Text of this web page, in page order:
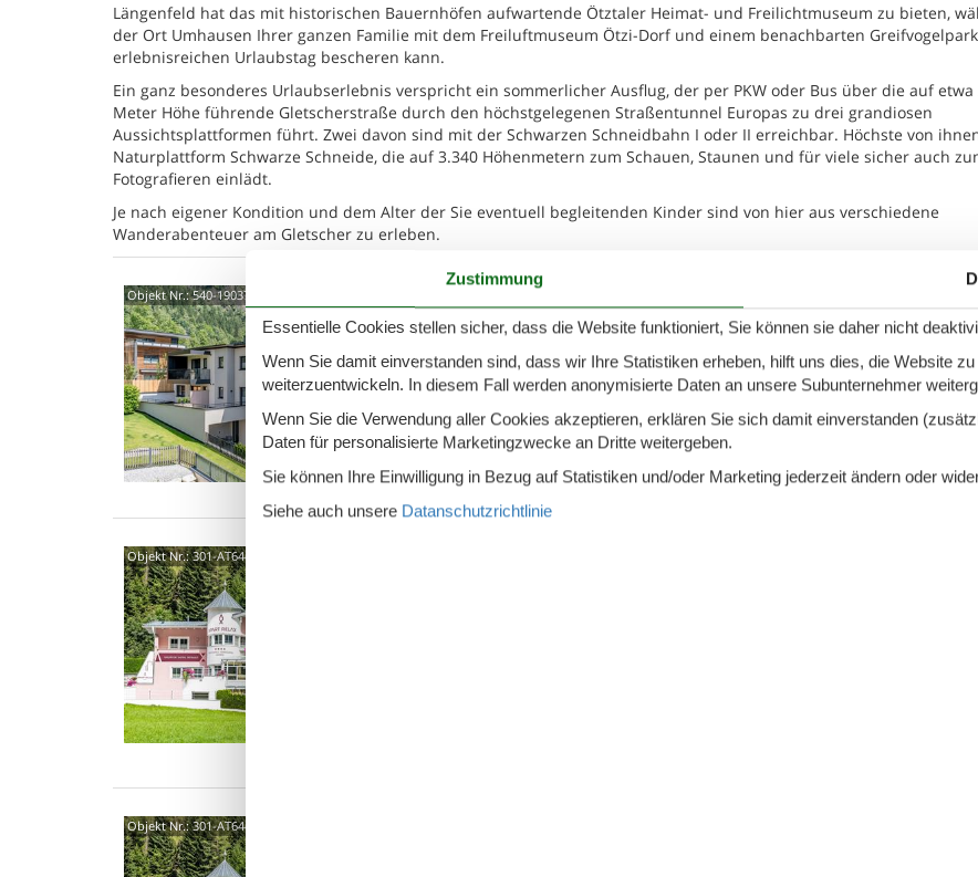
Längenfeld hat das mit historischen Bauernhöfen aufwartende Ötztaler Heimat- und Freilichtmuseum zu bieten,
der Ort Umhausen Ihrer ganzen Familie mit dem Freiluftmuseum Ötzi-Dorf und einem benachbarten
erlebnisreichen Urlaubstag bescheren kann.
Ein ganz besonderes Urlaubserlebnis verspricht ein sommerlicher Ausflug, der per PKW oder Bus über die auf etwa
Meter Höhe führende Gletscherstraße durch den höchstgelegenen Straßentunnel Europas zu drei grandiosen
Aussichtsplattformen führt. Zwei davon sind mit der Schwarzen Schneidbahn I oder II erreichbar. Höchste von
Naturplattform Schwarze Schneide, die auf 3.340 Höhenmetern zum Schauen, Staunen und für viele sicher auch
Fotografieren einlädt.
Je nach eigener Kondition und dem Alter der Sie eventuell begleitenden Kinder sind von hier aus verschiedene
Wanderabenteuer am Gletscher zu erleben.
Objekt Nr.:540-190378-155642 Habichen - 6433 - Oetz
Ferienwohnung/App. für 7 Gäste mit 79m² in Oetz (190378)
(1. Stock) ALPINES
URLAUBSERLEBNIS GENUSS. PANORAMA.
KOMFORT. NATUR. ABENTEUER. Falkners Five
2 Schlafzimmer
2 Badezimmer
7
AbEUR
Inkl.
Mehr
MEHR ANZEIGEN
Objekt Nr.:301-AT6444.179.3
Objekt Nr.:301-AT6444.179.2
Zustimmung
Essentielle Cookies stellen sicher, dass die Website funktioniert, Sie können sie daher nicht
Wenn Sie damit einverstanden sind, dass wir Ihre Statistiken erheben, hilft uns dies, die Website
weiterzuentwickeln. In diesem Fall werden anonymisierte Daten an unsere Subunternehmer
Wenn Sie die Verwendung aller Cookies akzeptieren, erklären Sie sich damit einverstanden
Daten für personalisierte Marketingzwecke an Dritte weitergeben.
Sie können Ihre Einwilligung in Bezug auf Statistiken und/oder Marketing jederzeit ändern oder
Siehe auch unsere Datanschutzrichtlinie